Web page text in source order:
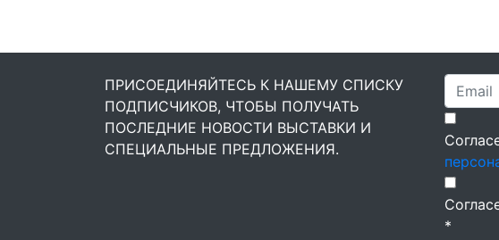
ПРИСОЕДИНЯЙТЕСЬ К НАШЕМУ СПИСКУ
ПОДПИСЧИКОВ, ЧТОБЫ ПОЛУЧАТЬ
ПОСЛЕДНИЕ НОВОСТИ ВЫСТАВКИ И
СПЕЦИАЛЬНЫЕ ПРЕДЛОЖЕНИЯ.
*